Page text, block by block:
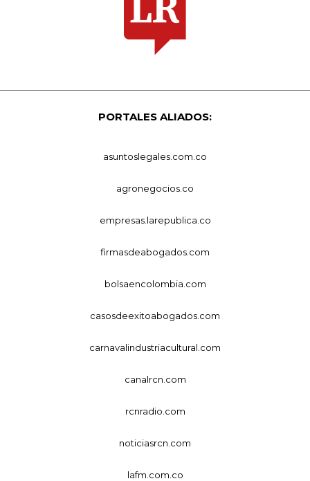
PORTALES ALIADOS:
asuntoslegales.com.co
agronegocios.co
empresas.larepublica.co
firmasdeabogados.com
bolsaencolombia.com
casosdeexitoabogados.com
carnavalindustriacultural.com
canalrcn.com
rcnradio.com
noticiasrcn.com
lafm.com.co